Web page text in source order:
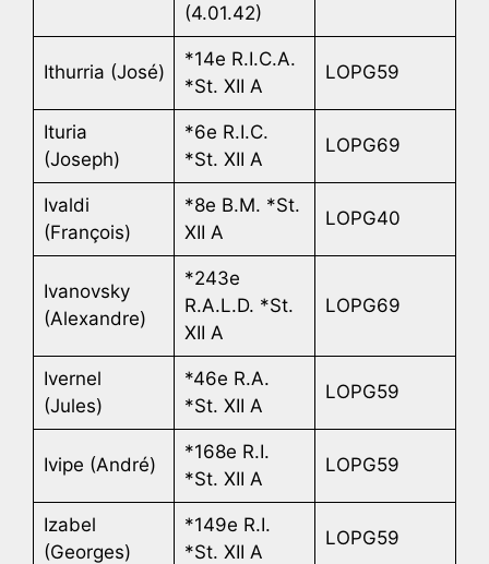
(4.01.42)
Ithurria (José)
*14e R.I.C.A.
*St. XII A
LOPG59
Ituria
(Joseph)
*6e R.I.C.
*St. XII A
LOPG69
Ivaldi
(François)
*8e B.M. *St.
XII A
LOPG40
Ivanovsky
(Alexandre)
*243e
R.A.L.D. *St.
XII A
LOPG69
Ivernel
(Jules)
*46e R.A.
*St. XII A
LOPG59
Ivipe (André)
*168e R.I.
*St. XII A
LOPG59
Izabel
(Georges)
*149e R.I.
*St. XII A
LOPG59